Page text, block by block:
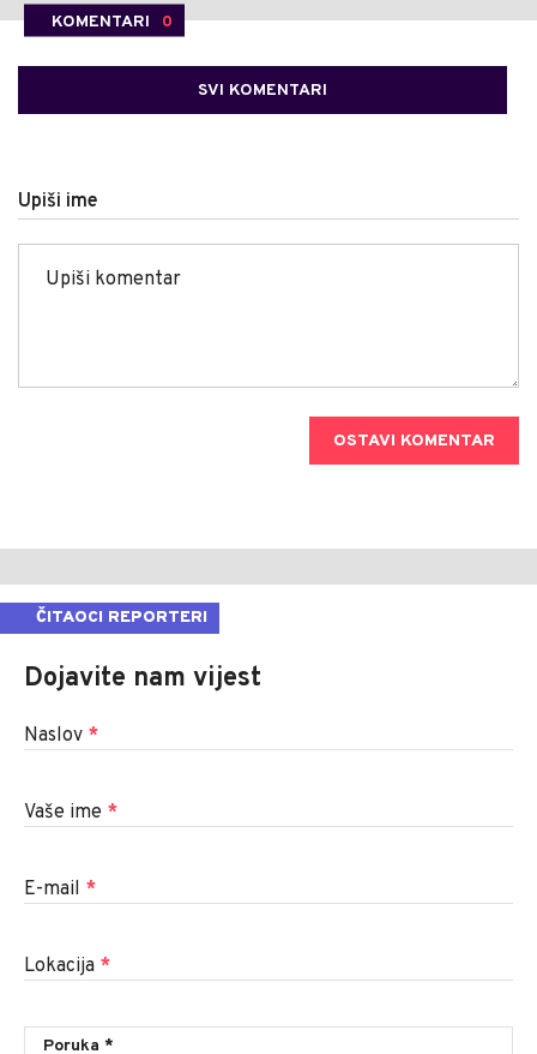
KOMENTARI 0
SVI KOMENTARI
Upiši ime
OSTAVI KOMENTAR
ČITAOCI REPORTERI
Dojavite nam vijest
Naslov *
Vaše ime *
E-mail *
Lokacija *